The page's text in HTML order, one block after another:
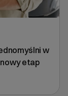
w
etap